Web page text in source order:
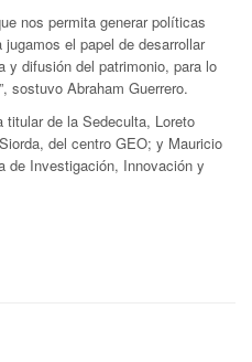
nos permita generar políticas
el papel de desarrollar
y difusión del patrimonio, para lo
sostuvo Abraham Guerrero.
de la Sedeculta, Loreto
del centro GEO; y Mauricio
de Investigación, Innovación y